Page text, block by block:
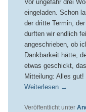
Vor ungefähr drei
eingeladen. Schon
der dritte Termin,
durften wir endlich
angeschrieben, ob
Dankbarkeit hätte,
etwas geschickt,
Mitteilung: Alles gut!
Weiterlesen →
Veröffentlicht unter